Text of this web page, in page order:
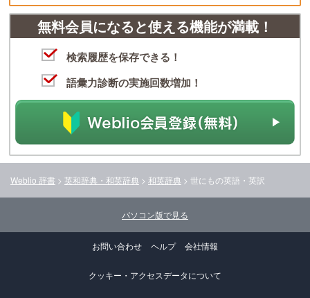
無料会員になると使える機能が満載！
検索履歴を保存できる！
語彙力診断の実施回数増加！
Weblio 辞書 > 英和辞典・和英辞典 > 和英辞典 > 世にもの英語・英訳
パソコン版で見る
お問い合わせ ヘルプ 会社情報
クッキー・アクセスデータについて